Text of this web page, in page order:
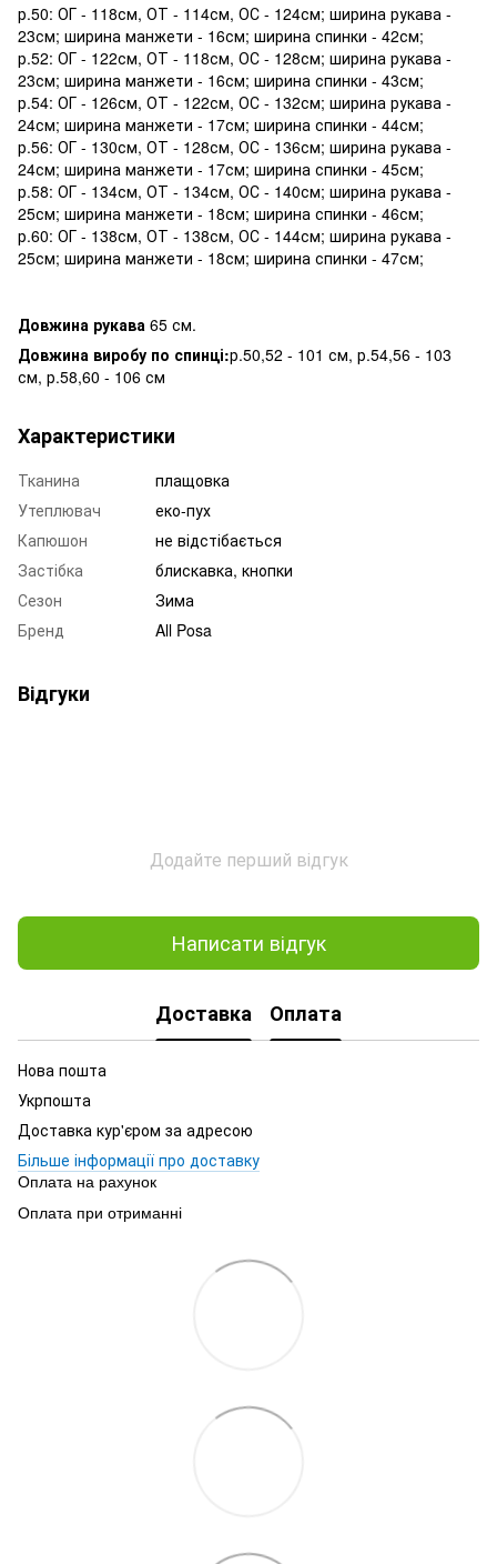
р.50: ОГ - 118см, ОТ - 114см, ОС - 124см; ширина рукава -
23см; ширина манжети - 16см; ширина спинки - 42см;
р.52: ОГ - 122см, ОТ - 118см, ОС - 128см; ширина рукава -
23см; ширина манжети - 16см; ширина спинки - 43см;
р.54: ОГ - 126см, ОТ - 122см, ОС - 132см; ширина рукава -
24см; ширина манжети - 17см; ширина спинки - 44см;
р.56: ОГ - 130см, ОТ - 128см, ОС - 136см; ширина рукава -
24см; ширина манжети - 17см; ширина спинки - 45см;
р.58: ОГ - 134см, ОТ - 134см, ОС - 140см; ширина рукава -
25см; ширина манжети - 18см; ширина спинки - 46см;
р.60: ОГ - 138см, ОТ - 138см, ОС - 144см; ширина рукава -
25см; ширина манжети - 18см; ширина спинки - 47см;
Довжина рукава 65 см.
Довжина виробу по спинці:р.50,52 - 101 см, р.54,56 - 103
см, р.58,60 - 106 см
Характеристики
Тканина
плащовка
Утеплювач
еко-пух
Капюшон
не відстібається
Застібка
блискавка, кнопки
Сезон
Зима
Бренд
All Posa
Відгуки
Додайте перший відгук
Написати відгук
Доставка Оплата
Нова пошта
Укрпошта
Доставка кур'єром за адресою
Більше інформації про доставку
Оплата на рахунок
Оплата при отриманні